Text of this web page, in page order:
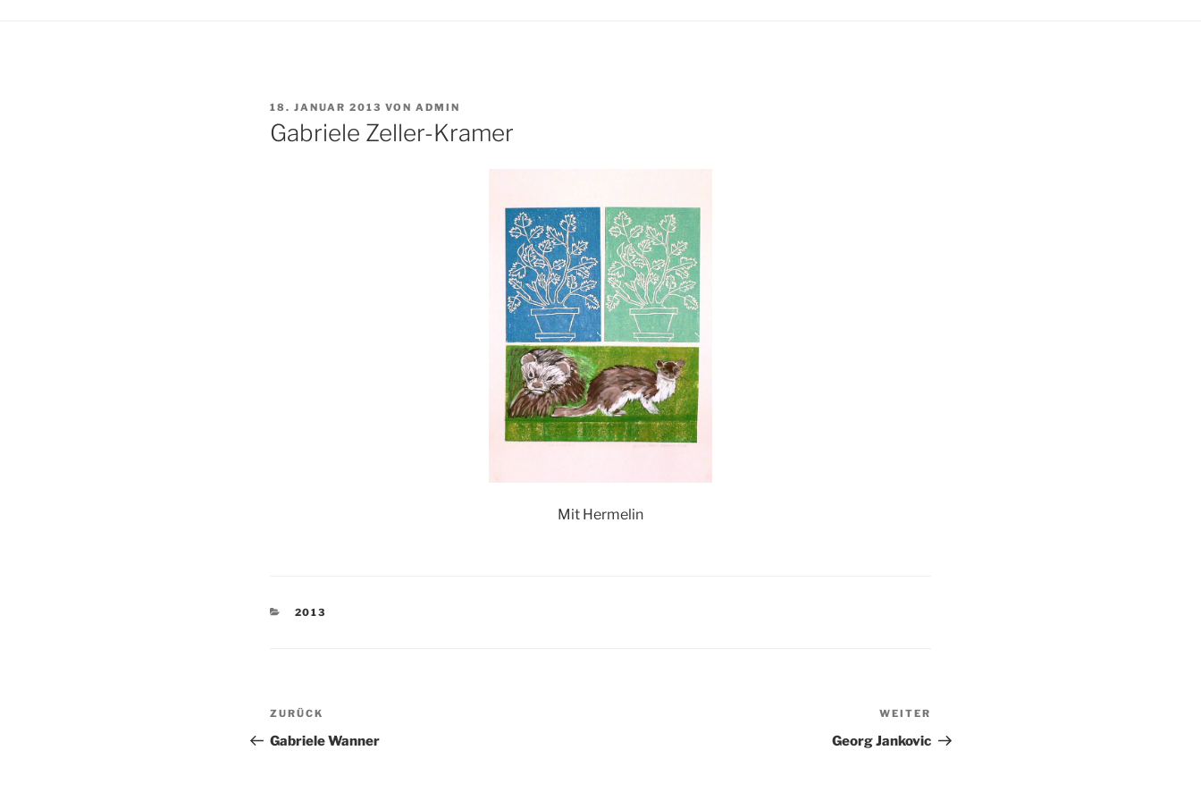
VERÖFFENTLICHT
AM
18. JANUAR 2013 VON ADMIN
Gabriele Zeller-Kramer
Mit Hermelin
KATEGORIEN
2013
Beitragsnavigation
Vorheriger
Beitrag
ZURÜCK
Gabriele Wanner
Beitrag
WEITER
Georg Jankovic